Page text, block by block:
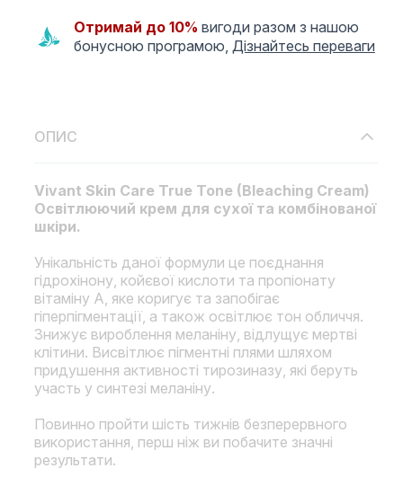
Отримай до 10% вигоди разом з нашою
бонусною програмою, Дізнайтесь переваги
ОПИС
Vivant Skin Care True Tone (Bleaching Cream)
Освітлюючий крем для сухої та комбінованої
шкіри.
Унікальність даної формули це поєднання
гідрохінону, койєвої кислоти та пропіонату
вітаміну А, яке коригує та запобігає
гіперпігментації, а також освітлює тон обличчя.
Знижує вироблення меланіну, відлущує мертві
клітини. Висвітлює пігментні плями шляхом
придушення активності тирозиназу, які беруть
участь у синтезі меланіну.
Повинно пройти шість тижнів безперервного
використання, перш ніж ви побачите значні
результати.